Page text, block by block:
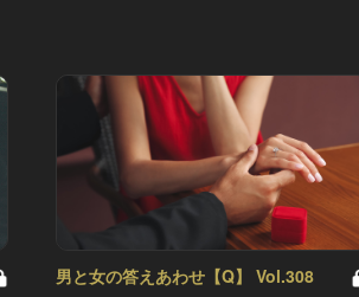
男と女の答えあわせ【Q】 Vol.308